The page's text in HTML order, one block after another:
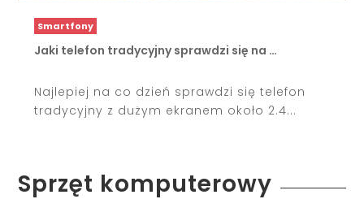
Smartfony
Jaki telefon tradycyjny sprawdzi się na …
Najlepiej na co dzień sprawdzi się telefon
tradycyjny z dużym ekranem około 2.4...
Sprzęt komputerowy